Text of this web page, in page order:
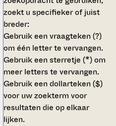
zoekt u specifieker of juist
breder:
Gebruik eenvraagteken (?)
om één letter te vervangen.
Gebruik eensterretje (*)om
meer letters te vervangen.
Gebruik eendollarteken ($)
voor uw zoekterm voor
resultaten die op elkaar
lijken.